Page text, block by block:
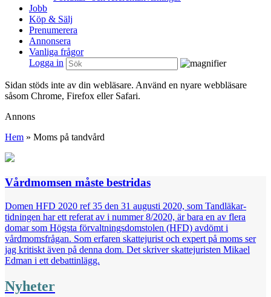
Jobb
Köp & Sälj
Prenumerera
Annonsera
Vanliga frågor
Logga in
Sidan stöds inte av din webläsare. Använd en nyare webbläsare
såsom Chrome, Firefox eller Safari.
Annons
Hem » Moms på tandvård
Vårdmomsen måste bestridas
Domen HFD 2020 ref 35 den 31 augusti 2020, som Tandläkar­
tidningen har ett referat av i nummer 8/2020, är bara en av flera
domar som Högsta förvaltningsdomstolen (HFD) avdömt i
vårdmomsfrågan. Som erfaren skattejurist och expert på moms ser
jag kritiskt även på denna dom. Det skriver skattejuristen Mikael
Edman i ett debattinlägg.
Nyheter